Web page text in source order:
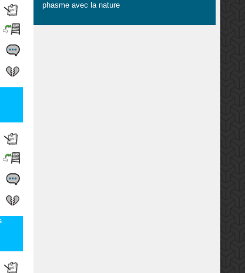
phasme avec la nature